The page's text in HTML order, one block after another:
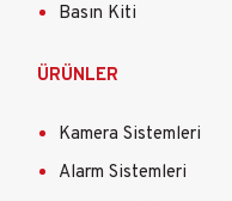
Basın Kiti
ÜRÜNLER
Kamera Sistemleri
Alarm Sistemleri